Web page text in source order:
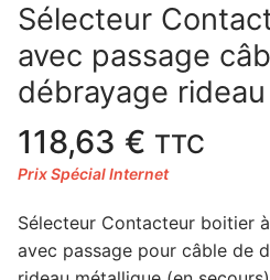
Sélecteur
avec passage
débrayage rideau
118,63 € TTC
Sélecteur Contacteur boitier
avec passage pour câble de